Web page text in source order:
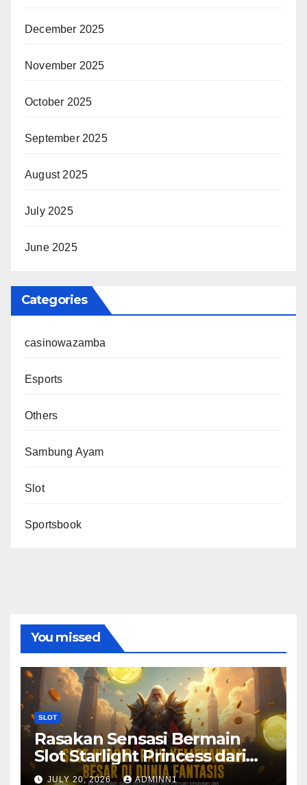
December 2025
November 2025
October 2025
September 2025
August 2025
July 2025
June 2025
Categories
casinowazamba
Esports
Others
Sambung Ayam
Slot
Sportsbook
You missed
SLOT
Rasakan Sensasi Bermain
Slot Starlight Princess dari
Pragmatic Play
JULY 20, 2026 ADMINN1